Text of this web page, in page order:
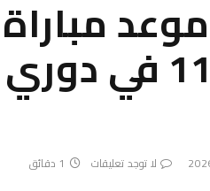
2026-01-11
لا توجد تعليقات 1 دقائق